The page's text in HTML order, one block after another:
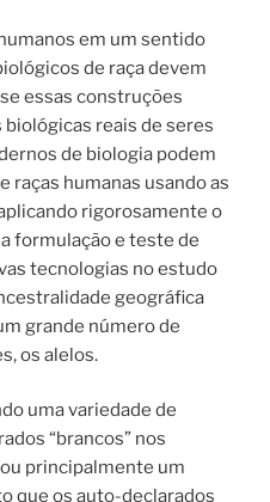
em um sentido
de raça devem
essas construções
reais de seres
de biologia podem
raças humanas usando as
rigorosamente o
formulação e teste de
tecnologias no estudo
geográfica
grande número de
os alelos.
uma variedade de
“brancos” nos
principalmente um
que os auto-declarados